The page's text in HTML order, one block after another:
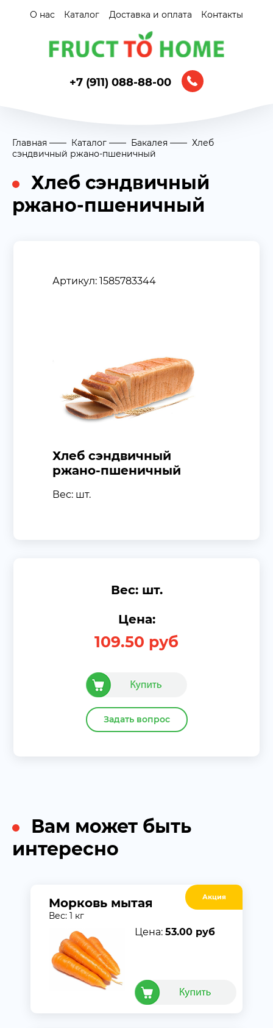
О нас Каталог Доставка и оплата Контакты
+7 (911) 088-88-00
Главная Каталог Бакалея
Хлеб
сэндвичный ржано-пшеничный
Хлеб сэндвичный
ржано-пшеничный
Артикул: 1585783344
Хлеб сэндвичный
ржано-пшеничный
Вес: шт.
Вес: шт.
Цена:
109.50 руб
Задать вопрос
Вам может быть
интересно
Акция
Морковь мытая
Вес: 1 кг
Цена: 53.00 руб